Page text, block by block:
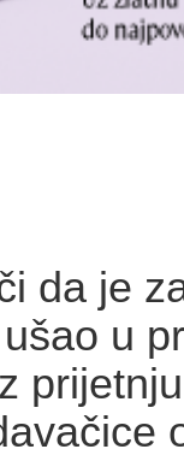
da je
u